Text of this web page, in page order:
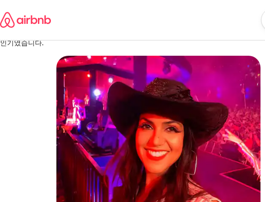
바로가기미국
,
·2026년 5월
노린이 우리를 위해 마가리타 바를 만들어줬어요. 훌륭했고 매우 간편했습니다. 블랙베
인기였습니다.